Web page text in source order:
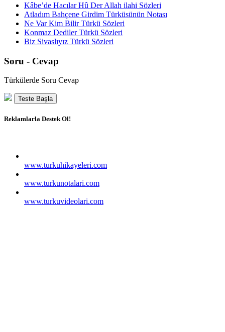
Kâbe’de Hacılar Hû Der Allah ilahi Sözleri
Atladım Bahçene Girdim Türküsünün Notası
Ne Var Kim Bilir Türkü Sözleri
Konmaz Dediler Türkü Sözleri
Biz Sivaslıyız Türkü Sözleri
Soru - Cevap
Türkülerde Soru Cevap
Teste Başla
Reklamlarla Destek Ol!
www.turkuhikayeleri.com
www.turkunotalari.com
www.turkuvideolari.com